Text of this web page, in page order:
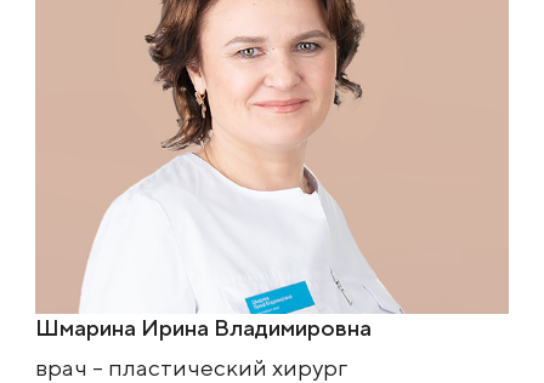
Шмарина Ирина Владимировна
врач – пластический хирург